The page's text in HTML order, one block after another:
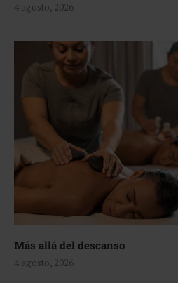
4 agosto, 2026
Más allá del descanso
4 agosto, 2026